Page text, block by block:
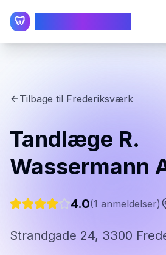
🦷
Tilbage til Frederiksværk
Tandlæge R.
Wassermann
4.0(1 anmeldelser)
Strandgade 24, 3300